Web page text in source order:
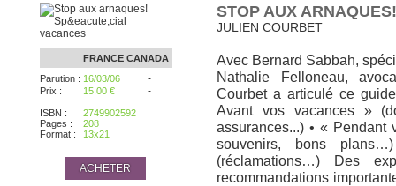
FRANCE CANADA
Parution : 16/03/06 -
Prix : 15.00 € -
ISBN :
2749902592
Pages :
208
Format :
13x21
ACHETER
STOP AUX
JULIEN COURBET
Avec Bernard Sabbah,
Nathalie Felloneau,
Courbet a articulé ce
Avant vos vacances »
assurances...) • « Pendant
souvenirs, bons
(réclamations…) Des
recommandations